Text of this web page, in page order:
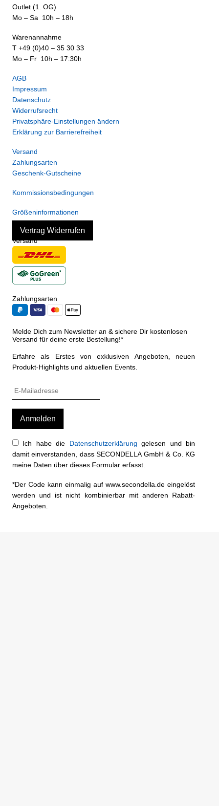
Outlet (1. OG)
Mo – Sa 10h – 18h
Warenannahme
T +49 (0)40 – 35 30 33
Mo – Fr 10h – 17:30h
AGB
Impressum
Datenschutz
Widerrufsrecht
Privatsphäre-Einstellungen ändern
Erklärung zur Barrierefreiheit
Versand
Zahlungsarten
Geschenk-Gutscheine
Kommissionsbedingungen
Größeninformationen
Vertrag Widerrufen
Versand
Zahlungsarten
Melde Dich zum Newsletter an & sichere Dir kostenlosen
Versand für deine erste Bestellung!*
Erfahre als Erstes von exklusiven Angeboten, neuen
Produkt-Highlights und aktuellen Events.
Ich habe die Datenschutzerklärung gelesen und bin
damit einverstanden, dass SECONDELLA GmbH & Co. KG
meine Daten über dieses Formular erfasst.
*Der Code kann einmalig auf www.secondella.de eingelöst
werden und ist nicht kombinierbar mit anderen Rabatt-
Angeboten.